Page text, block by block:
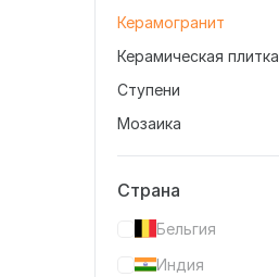
Керамогранит
Керамическая плитка
Ступени
Мозаика
Страна
Бельгия
Индия